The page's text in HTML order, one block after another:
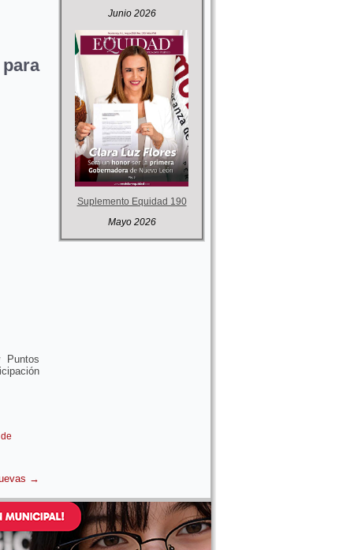
Puntos
→
Junio 2026
Suplemento Equidad 190
Mayo 2026